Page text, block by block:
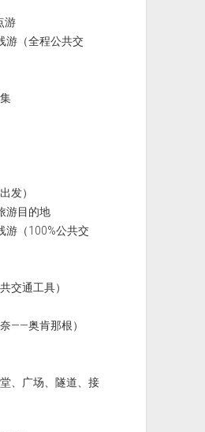
游
游（全程公共交
发）
游目的地
游（100%公共交
交通工具）
——奥肯那根）
、广场、隧道、接